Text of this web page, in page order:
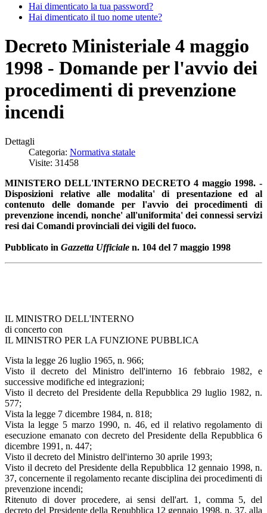
Hai dimenticato la tua password?
Hai dimenticato il tuo nome utente?
Decreto Ministeriale 4 maggio
1998 - Domande per l'avvio dei
procedimenti di prevenzione
incendi
Dettagli
Categoria: Normativa statale
Visite: 31458
MINISTERO DELL'INTERNO DECRETO 4 maggio 1998. -
Disposizioni relative alle modalita' di presentazione ed al
contenuto delle domande per l'avvio dei procedimenti di
prevenzione incendi, nonche' all'uniformita' dei connessi servizi
resi dai Comandi provinciali dei vigili del fuoco.
Pubblicato in Gazzetta Ufficiale n. 104 del 7 maggio 1998
IL MINISTRO DELL'INTERNO
di concerto con
IL MINISTRO PER LA FUNZIONE PUBBLICA
Vista la legge 26 luglio 1965, n. 966;
Visto il decreto del Ministro dell'interno 16 febbraio 1982, e
successive modifiche ed integrazioni;
Visto il decreto del Presidente della Repubblica 29 luglio 1982, n.
577;
Vista la legge 7 dicembre 1984, n. 818;
Vista la legge 5 marzo 1990, n. 46, ed il relativo regolamento di
esecuzione emanato con decreto del Presidente della Repubblica 6
dicembre 1991, n. 447;
Visto il decreto del Ministro dell'interno 30 aprile 1993;
Visto il decreto del Presidente della Repubblica 12 gennaio 1998, n.
37, concernente il regolamento recante disciplina dei procedimenti di
prevenzione incendi;
Ritenuto di dover procedere, ai sensi dell'art. 1, comma 5, del
decreto del Presidente della Repubblica 12 gennaio 1998, n. 37, alla